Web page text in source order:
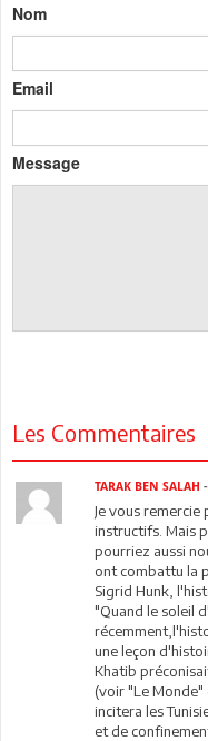
Nom
Email
Message
Les Commentaires
TARAK BEN SALAH
Je vous
instructifs. Mais
pourriez aussi
ont combattu la
Sigrid Hunk,
"Quand le soleil
une leçon
Khatib
(voir "Le Monde"
incitera les
et de